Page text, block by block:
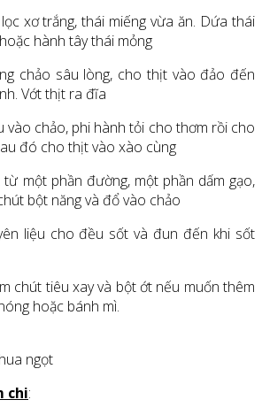
xơ trắng, thái miếng vừa ăn. Dứa thái
hành tây thái mỏng
chảo sâu lòng, cho thịt vào đảo đến
Vớt thịt ra đĩa
vào chảo, phi hành tỏi cho thơm rồi cho
đó cho thịt vào xào cùng
một phần đường, một phần dấm gạo,
bột năng và đổ vào chảo
liệu cho đều sốt và đun đến khi sốt
chút tiêu xay và bột ớt nếu muốn thêm
hoặc bánh mì.
ngọt
chi: